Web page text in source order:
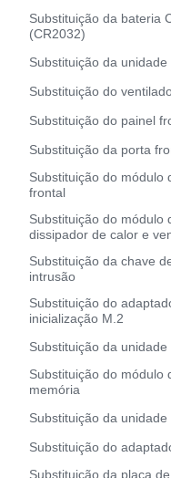
Substituição da bateria
(CR2032)
Substituição da unidade
Substituição do
Substituição do painel
Substituição da porta
Substituição do módulo
frontal
Substituição do módulo
dissipador de calor e
Substituição da chave
intrusão
Substituição do
inicialização M.2
Substituição da unidade
Substituição do módulo
memória
Substituição da unidade
Substituição do
Substituição da placa de